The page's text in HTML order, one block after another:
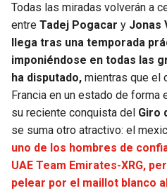
BUCCANEERS
Todas las miradas volverán a
entre Tadej Pogacar y Jonas
llega tras una temporada
imponiéndose en todas las
ha disputado, mientras que el
Francia en un estado de
su reciente conquista del Giro
se suma otro atractivo: el
uno de los hombres de
UAE Team Emirates-XRG,
pelear por el maillot blanco